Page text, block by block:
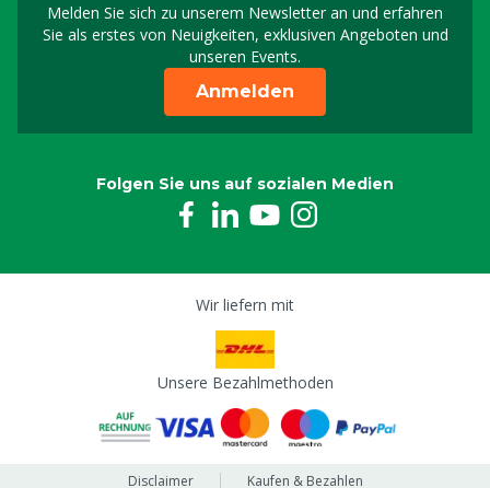
Melden Sie sich zu unserem Newsletter an und erfahren
Sie als erstes von Neuigkeiten, exklusiven Angeboten und
unseren Events.
Melden Sie sich für
Anmelden
Folgen Sie uns auf sozialen Medien
Wir liefern mit
Unsere Bezahlmethoden
Disclaimer Kaufen & Bezahlen